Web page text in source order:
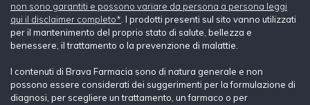
non sono garantiti e possono variare da persona a persona leggi
qui il disclaimer completo* . I prodotti presenti sul sito vanno utilizzati
per il mantenimento del proprio stato di salute, bellezza e
benessere, il trattamento o la prevenzione di malattie.
I contenuti di Brava Farmacia sono di natura generale e non
possono essere considerati dei suggerimenti per la formulazione di
diagnosi, per scegliere un trattamento, un farmaco o per